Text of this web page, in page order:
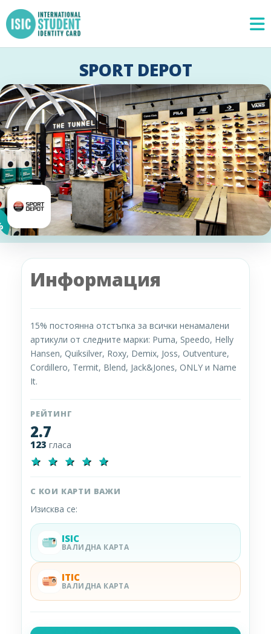
SPORT DEPOT
Информация
15% постоянна отстъпка за всички ненамалени
артикули от следните марки: Puma, Speedo, Helly
Hansen, Quiksilver, Roxy, Demix, Joss, Outventure,
Cordillero, Termit, Blend, Jack&Jones, ONLY и Name
It.
РЕЙТИНГ
2.7
123 гласа
star star star star star
С КОИ КАРТИ ВАЖИ
Изисква се:
ISIC
ВАЛИДНА КАРТА
ITIC
ВАЛИДНА КАРТА